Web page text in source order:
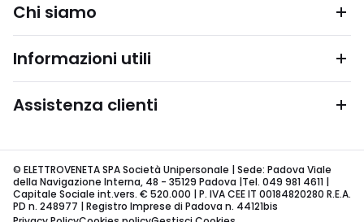
Chi siamo
Informazioni utili
Assistenza clienti
© ELETTROVENETA SPA Società Unipersonale | Sede: Padova Viale
della Navigazione Interna, 48 - 35129 Padova |Tel. 049 981 4611 |
Capitale Sociale int.vers. € 520.000 | P. IVA CEE IT 00184820280 R.E.A.
PD n. 248977 | Registro Imprese di Padova n. 44121bis